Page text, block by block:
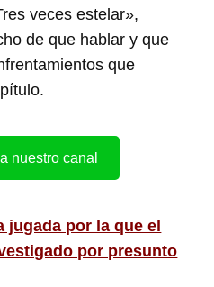
veces estelar»,
de que hablar y que
que
nuestro canal
jugada por la que el
por presunto